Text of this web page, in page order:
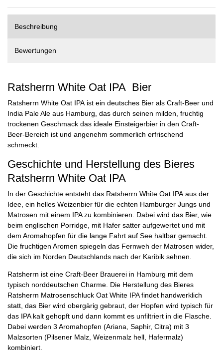
Beschreibung
Bewertungen
Ratsherrn White Oat IPA Bier
Ratsherrn White Oat IPA ist ein deutsches Bier als Craft-Beer und
India Pale Ale aus Hamburg, das durch seinen milden, fruchtig
trockenen Geschmack das ideale Einsteigerbier in den Craft-
Beer-Bereich ist und angenehm sommerlich erfrischend
schmeckt.
Geschichte und Herstellung des Bieres
Ratsherrn White Oat IPA
In der Geschichte entsteht das Ratsherrn White Oat IPA aus der
Idee, ein helles Weizenbier für die echten Hamburger Jungs und
Matrosen mit einem IPA zu kombinieren. Dabei wird das Bier, wie
beim englischen Porridge, mit Hafer satter aufgewertet und mit
dem Aromahopfen für die lange Fahrt auf See haltbar gemacht.
Die fruchtigen Aromen spiegeln das Fernweh der Matrosen wider,
die sich im Norden Deutschlands nach der Karibik sehnen.
Ratsherrn ist eine Craft-Beer Brauerei in Hamburg mit dem
typisch norddeutschen Charme. Die Herstellung des Bieres
Ratsherrn Matrosenschluck Oat White IPA findet handwerklich
statt, das Bier wird obergärig gebraut, der Hopfen wird typisch für
das IPA kalt gehopft und dann kommt es unfiltriert in die Flasche.
Dabei werden 3 Aromahopfen (Ariana, Saphir, Citra) mit 3
Malzsorten (Pilsener Malz, Weizenmalz hell, Hafermalz)
kombiniert.